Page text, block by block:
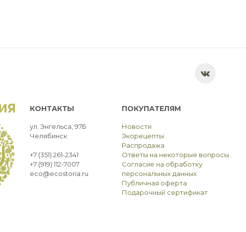
КОНТАКТЫ
ул. Энгельса, 97Б
Челябинск
+7 (351) 261-2341
+7 (919) 112-7007
eco@ecostoria.ru
ПОКУПАТЕЛЯМ
Новости
Экорецепты
Распродажа
Ответы на некоторые вопросы
Согласие на обработку
персональных данных
Публичная оферта
Подарочный сертификат